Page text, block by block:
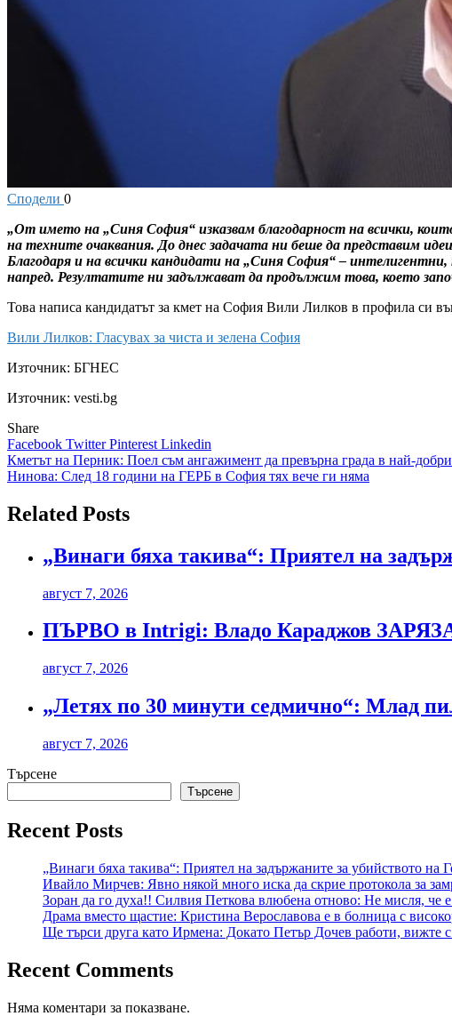
Сподели 0
„От името на „Синя София“ изказвам благодарност на всички,
на техните очаквания. До днес задачата ни беше да представим
Благодаря и на всички кандидати на „Синя София“ –
напред. Резултатите ни задължават да продължим това, което
Това написа кандидатът за кмет на София Вили Лилков в профила си
Вили Лилков: Гласувах за чиста и зелена София
Източник: БГНЕС
Източник: vesti.bg
Share
Facebook TwitterPinterest Linkedin
Навигация
Кметът на Перник: Поел съм ангажимент да превърна града в най-
Нинова: След 18 години на ГЕРБ в София тях вече ги няма
Related Posts
„Винаги бяха такива“: Приятел на
август 7, 2026
ПЪРВО в Intrigi: Владо Караджов ЗАРЯЗА
август 7, 2026
„Летях по 30 минути седмично“: Млад
август 7, 2026
Търсене
Търсене
Recent Posts
„Винаги бяха такива“: Приятел на задържаните за убийството на
Ивайло Мирчев: Явно някой много иска да скрие протокола за
Зоран да го духа!! Силвия Петкова влюбена отново: Не мисля, че
Драма вместо щастие: Кристина Верославова е в болница с
Ще търси друга като Ирмена: Докато Петър Дочев работи,
Recent Comments
Няма коментари за показване.